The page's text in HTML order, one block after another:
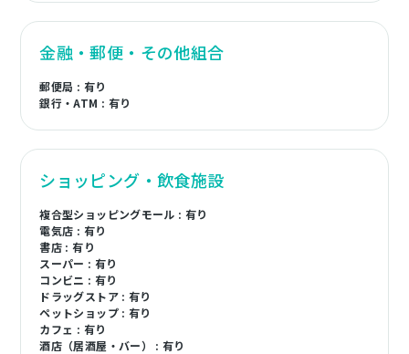
金融・郵便・その他組合
郵便局 : 有り
銀行・ATM : 有り
ショッピング・飲食施設
複合型ショッピングモール : 有り
電気店 : 有り
書店 : 有り
スーパー : 有り
コンビニ : 有り
ドラッグストア : 有り
ペットショップ : 有り
カフェ : 有り
酒店（居酒屋・バー） : 有り